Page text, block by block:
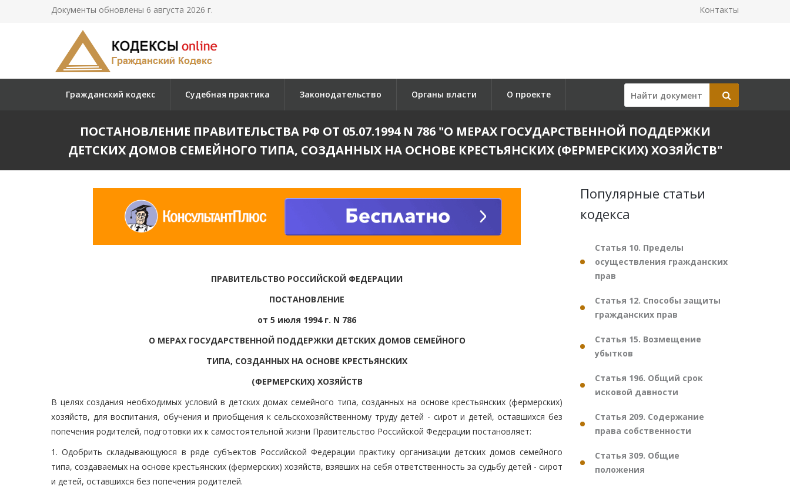
Документы обновлены 6 августа 2026 г. Контакты
Гражданский кодекс Судебная практика Законодательство Органы власти О проекте
ПОСТАНОВЛЕНИЕ ПРАВИТЕЛЬСТВА РФ ОТ 05.07.1994 N 786 "О МЕРАХ ГОСУДАРСТВЕННОЙ ПОДДЕРЖКИ
ДЕТСКИХ ДОМОВ СЕМЕЙНОГО ТИПА, СОЗДАННЫХ НА ОСНОВЕ КРЕСТЬЯНСКИХ (ФЕРМЕРСКИХ) ХОЗЯЙСТВ"
ПРАВИТЕЛЬСТВО РОССИЙСКОЙ ФЕДЕРАЦИИ
ПОСТАНОВЛЕНИЕ
от 5 июля 1994 г. N 786
О МЕРАХ ГОСУДАРСТВЕННОЙ ПОДДЕРЖКИ ДЕТСКИХ ДОМОВ СЕМЕЙНОГО
ТИПА, СОЗДАННЫХ НА ОСНОВЕ КРЕСТЬЯНСКИХ
(ФЕРМЕРСКИХ) ХОЗЯЙСТВ
В целях создания необходимых условий в детских домах семейного типа, созданных на основе крестьянских (фермерских)
хозяйств, для воспитания, обучения и приобщения к сельскохозяйственному труду детей - сирот и детей, оставшихся без
попечения родителей, подготовки их к самостоятельной жизни Правительство Российской Федерации постановляет:
1. Одобрить складывающуюся в ряде субъектов Российской Федерации практику организации детских домов семейного
типа, создаваемых на основе крестьянских (фермерских) хозяйств, взявших на себя ответственность за судьбу детей - сирот
и детей, оставшихся без попечения родителей.
Популярные статьи
кодекса
Статья 10. Пределы
осуществления гражданских
прав
Статья 12. Способы защиты
гражданских прав
Статья 15. Возмещение
убытков
Статья 196. Общий срок
исковой давности
Статья 209. Содержание
права собственности
Статья 309. Общие
положения